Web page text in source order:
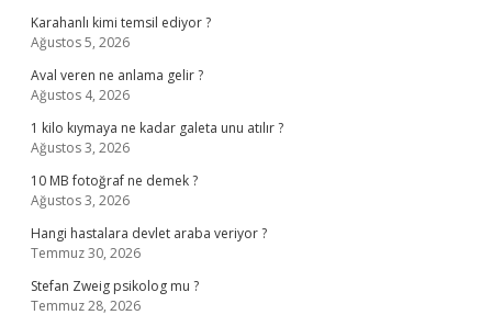
Karahanlı kimi temsil ediyor ?
Ağustos 5, 2026
Aval veren ne anlama gelir ?
Ağustos 4, 2026
1 kilo kıymaya ne kadar galeta unu atılır ?
Ağustos 3, 2026
10 MB fotoğraf ne demek ?
Ağustos 3, 2026
Hangi hastalara devlet araba veriyor ?
Temmuz 30, 2026
Stefan Zweig psikolog mu ?
Temmuz 28, 2026